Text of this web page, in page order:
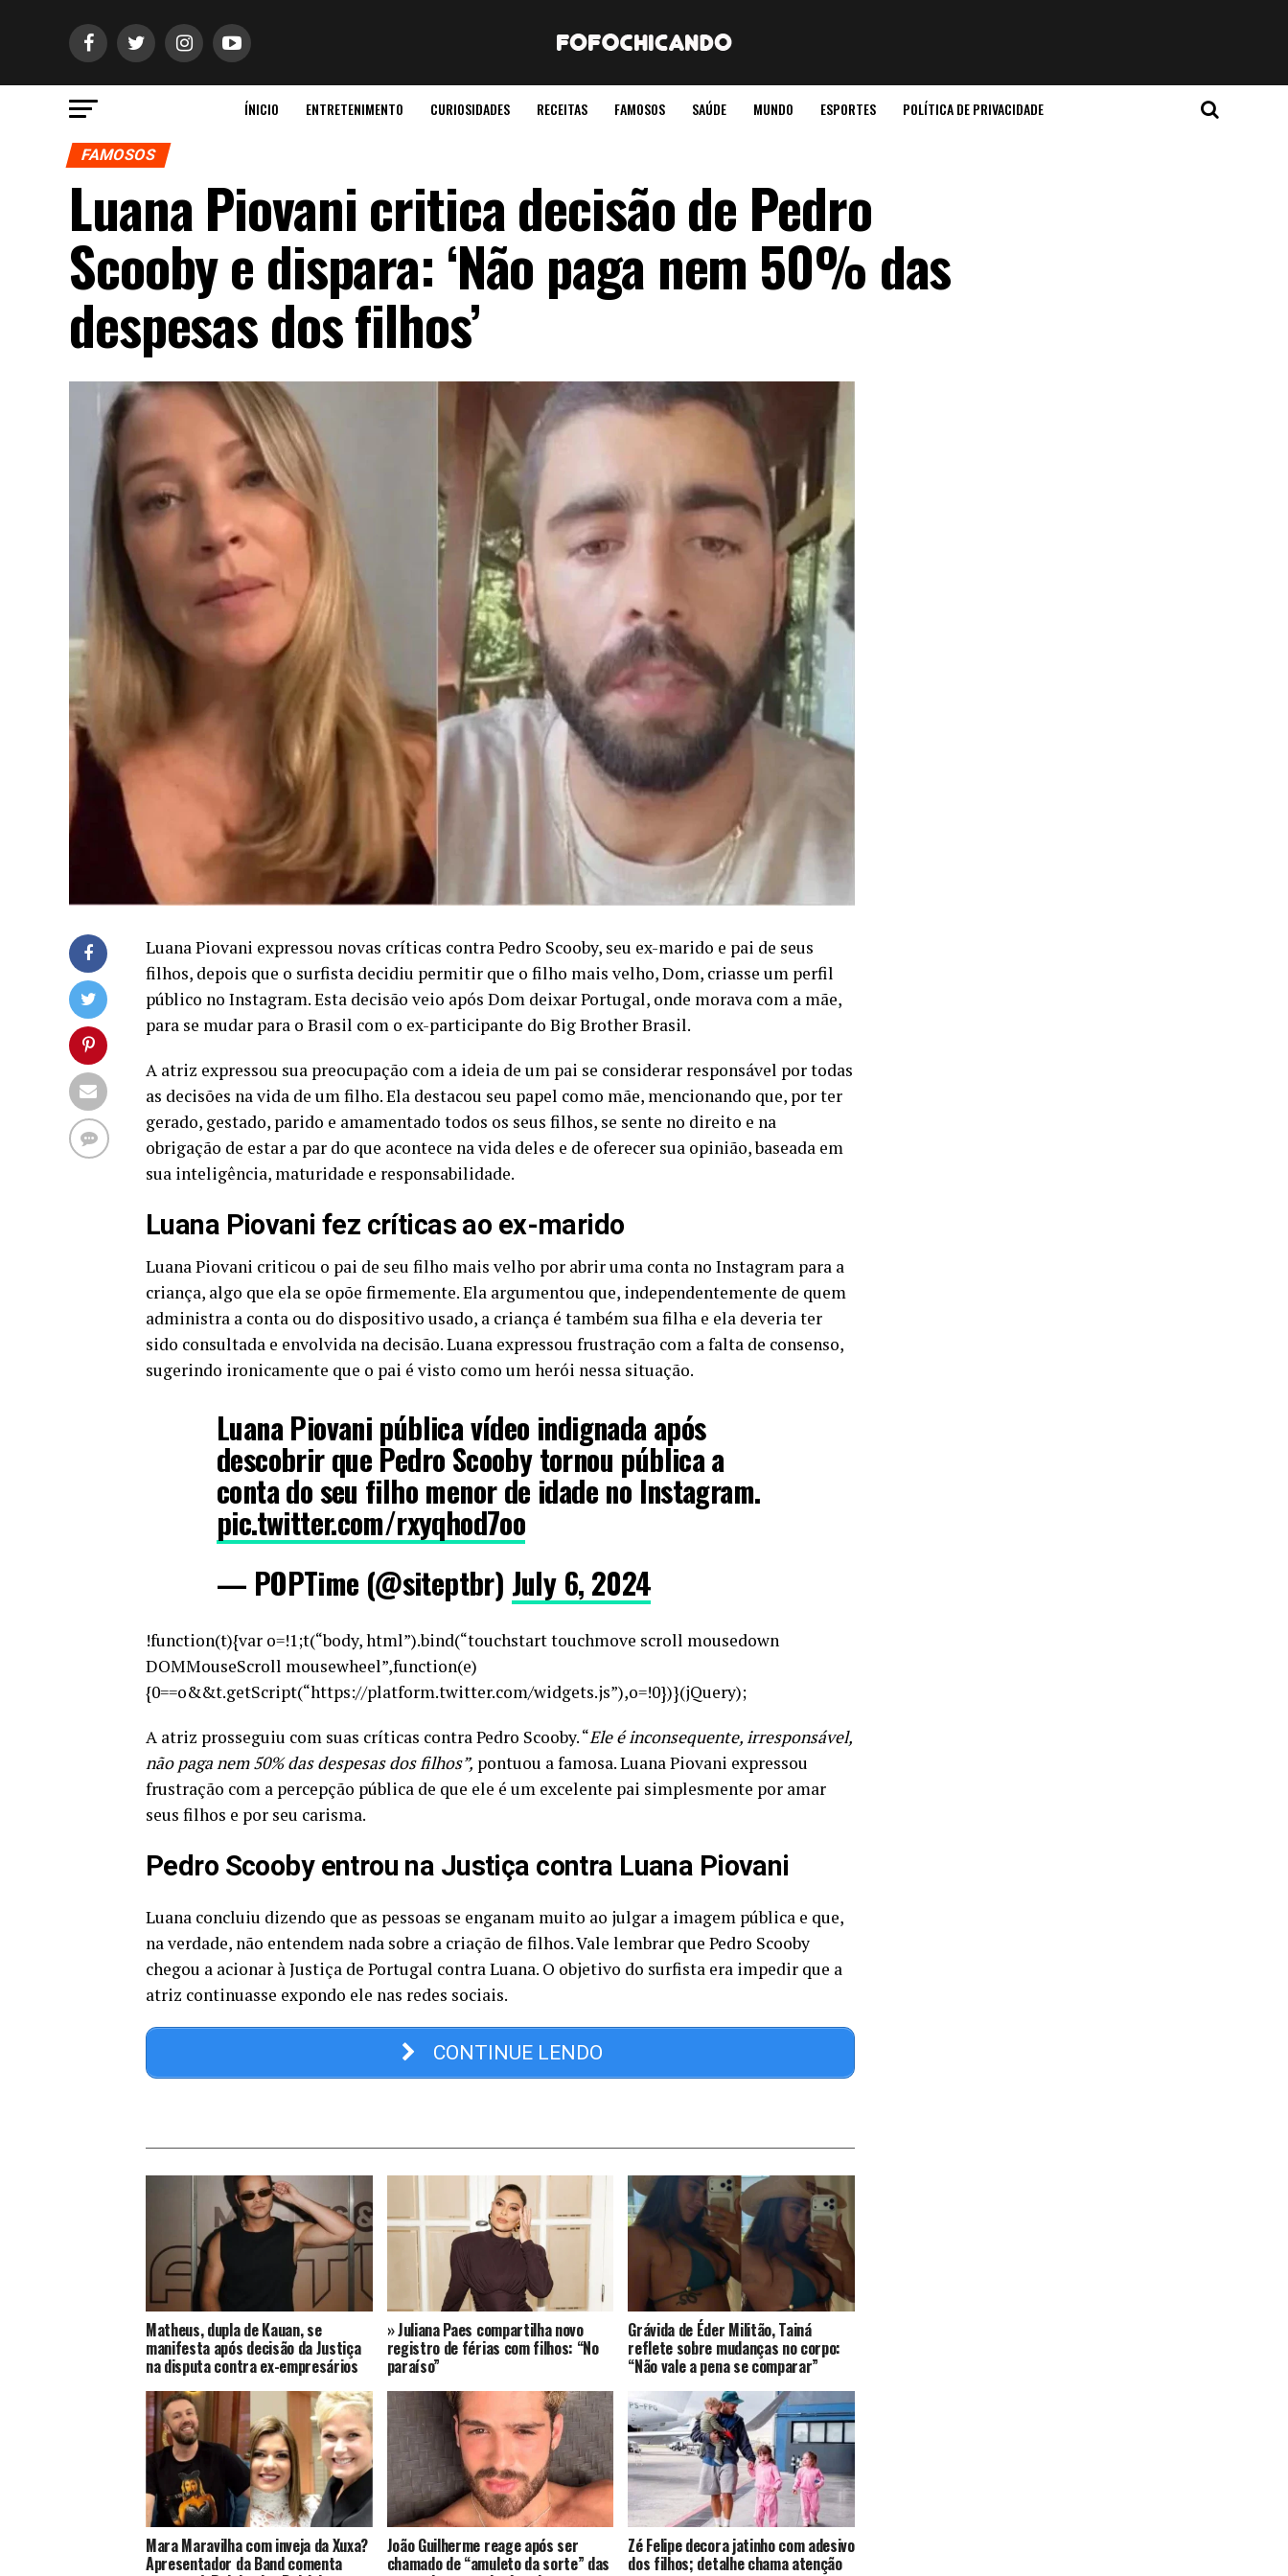
ÍNICIO ENTRETENIMENTO CURIOSIDADES RECEITAS FAMOSOS SAÚDE MUNDO ESPORTES POLÍTICA DE PRIVACIDADE
FAMOSOS
Luana Piovani critica decisão de Pedro
Scooby e dispara: ‘Não paga nem 50% das
despesas dos filhos’
Luana Piovani expressou novas críticas contra Pedro Scooby, seu ex-marido e pai de seus
filhos, depois que o surfista decidiu permitir que o filho mais velho, Dom, criasse um perfil
público no Instagram. Esta decisão veio após Dom deixar Portugal, onde morava com a mãe,
para se mudar para o Brasil com o ex-participante do Big Brother Brasil.
A atriz expressou sua preocupação com a ideia de um pai se considerar responsável por todas
as decisões na vida de um filho. Ela destacou seu papel como mãe, mencionando que, por ter
gerado, gestado, parido e amamentado todos os seus filhos, se sente no direito e na
obrigação de estar a par do que acontece na vida deles e de oferecer sua opinião, baseada em
sua inteligência, maturidade e responsabilidade.
Luana Piovani fez críticas ao ex-marido
Luana Piovani criticou o pai de seu filho mais velho por abrir uma conta no Instagram para a
criança, algo que ela se opõe firmemente. Ela argumentou que, independentemente de quem
administra a conta ou do dispositivo usado, a criança é também sua filha e ela deveria ter
sido consultada e envolvida na decisão. Luana expressou frustração com a falta de consenso,
sugerindo ironicamente que o pai é visto como um herói nessa situação.
Luana Piovani pública vídeo indignada após
descobrir que Pedro Scooby tornou pública a
conta do seu filho menor de idade no Instagram.
pic.twitter.com/rxyqhod7oo
— POPTime (@siteptbr) July 6, 2024
!function(t){var o=!1;t(“body, html”).bind(“touchstart touchmove scroll mousedown
DOMMouseScroll mousewheel”,function(e)
{0==o&&t.getScript(“https://platform.twitter.com/widgets.js”),o=!0})}(jQuery);
A atriz prosseguiu com suas críticas contra Pedro Scooby. “Ele é inconsequente, irresponsável,
não paga nem 50% das despesas dos filhos”, pontuou a famosa. Luana Piovani expressou
frustração com a percepção pública de que ele é um excelente pai simplesmente por amar
seus filhos e por seu carisma.
Pedro Scooby entrou na Justiça contra Luana Piovani
Luana concluiu dizendo que as pessoas se enganam muito ao julgar a imagem pública e que,
na verdade, não entendem nada sobre a criação de filhos. Vale lembrar que Pedro Scooby
chegou a acionar à Justiça de Portugal contra Luana. O objetivo do surfista era impedir que a
atriz continuasse expondo ele nas redes sociais.
CONTINUE LENDO
Matheus, dupla de Kauan, se
manifesta após decisão da Justiça
na disputa contra ex-empresários
» Juliana Paes compartilha novo
registro de férias com filhos: “No
paraíso”
Grávida de Éder Militão, Tainá
reflete sobre mudanças no corpo:
“Não vale a pena se comparar”
Mara Maravilha com inveja da Xuxa?
Apresentador da Band comenta
João Guilherme reage após ser
chamado de “amuleto da sorte” das
Zé Felipe decora jatinho com adesivo
dos filhos; detalhe chama atenção